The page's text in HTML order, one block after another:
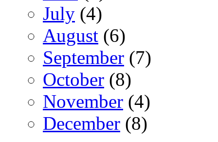
July (4)
August (6)
September (7)
October (8)
November (4)
December (8)